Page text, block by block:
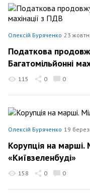
Олексій Буряченко 23
Податкова
Багатомільйонні
115 0 0
Олексій Буряченко 19
Корупція на марші.
«Київзеленбуді»
158 0 0